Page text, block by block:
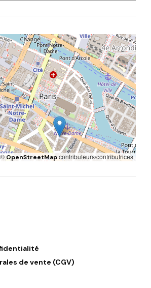
OpenStreetMapcontributeurs/contributrices
de vente (CGV)